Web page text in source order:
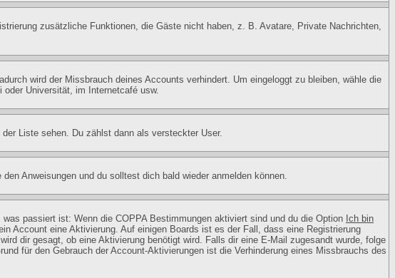
zusätzliche Funktionen, die Gäste nicht haben, z. B. Avatare, Private Nachrichten,
wird der Missbrauch deines Accounts verhindert. Um eingeloggt zu bleiben, wähle die
Universität, im Internetcafé usw.
Liste sehen. Du zählst dann als versteckter User.
den Anweisungen und du solltest dich bald wieder anmelden können.
passiert ist: Wenn die COPPA Bestimmungen aktiviert sind und du die Option Ich bin
Account eine Aktivierung. Auf einigen Boards ist es der Fall, dass eine Registrierung
dir gesagt, ob eine Aktivierung benötigt wird. Falls dir eine E-Mail zugesandt wurde, folge
für den Gebrauch der Account-Aktivierungen ist die Verhinderung eines Missbrauchs des